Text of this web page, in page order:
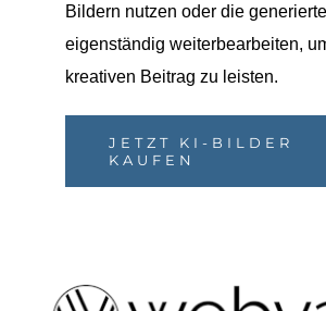
Bildern nutzen oder die
eigenständig weiterbearbeiten,
kreativen Beitrag zu leisten.
JETZT KI-BILDER
KAUFEN